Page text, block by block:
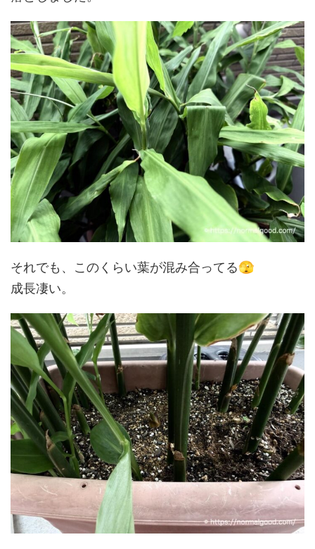
それでも、このくらい葉が混み合ってる🫣
成長凄い。